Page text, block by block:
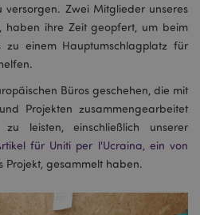
versorgen. Zwei Mitglieder unseres
haben ihre Zeit geopfert, um beim
zu einem Hauptumschlagplatz für
Büros geschehen, die mit
Projekten zusammengearbeitet
leisten, einschließlich unserer
für Uniti per l'Ucraina, ein von
Projekt, gesammelt haben.